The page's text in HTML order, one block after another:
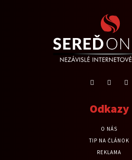
Odkazy
O NÁS
TIP NA ČLÁNOK
REKLAMA